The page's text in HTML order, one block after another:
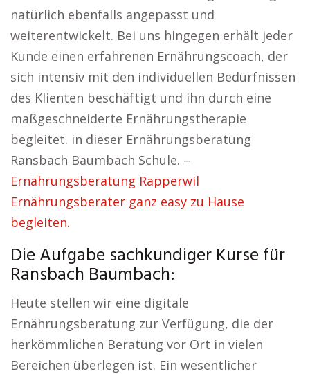
natürlich ebenfalls angepasst und
weiterentwickelt. Bei uns hingegen erhält jeder
Kunde einen erfahrenen Ernährungscoach, der
sich intensiv mit den individuellen Bedürfnissen
des Klienten beschäftigt und ihn durch eine
maßgeschneiderte Ernährungstherapie
begleitet. in dieser Ernährungsberatung
Ransbach Baumbach Schule. –
Ernährungsberatung Rapperwil
Ernährungsberater ganz easy zu Hause
begleiten.
Die Aufgabe sachkundiger Kurse für
Ransbach Baumbach:
Heute stellen wir eine digitale
Ernährungsberatung zur Verfügung, die der
herkömmlichen Beratung vor Ort in vielen
Bereichen überlegen ist. Ein wesentlicher